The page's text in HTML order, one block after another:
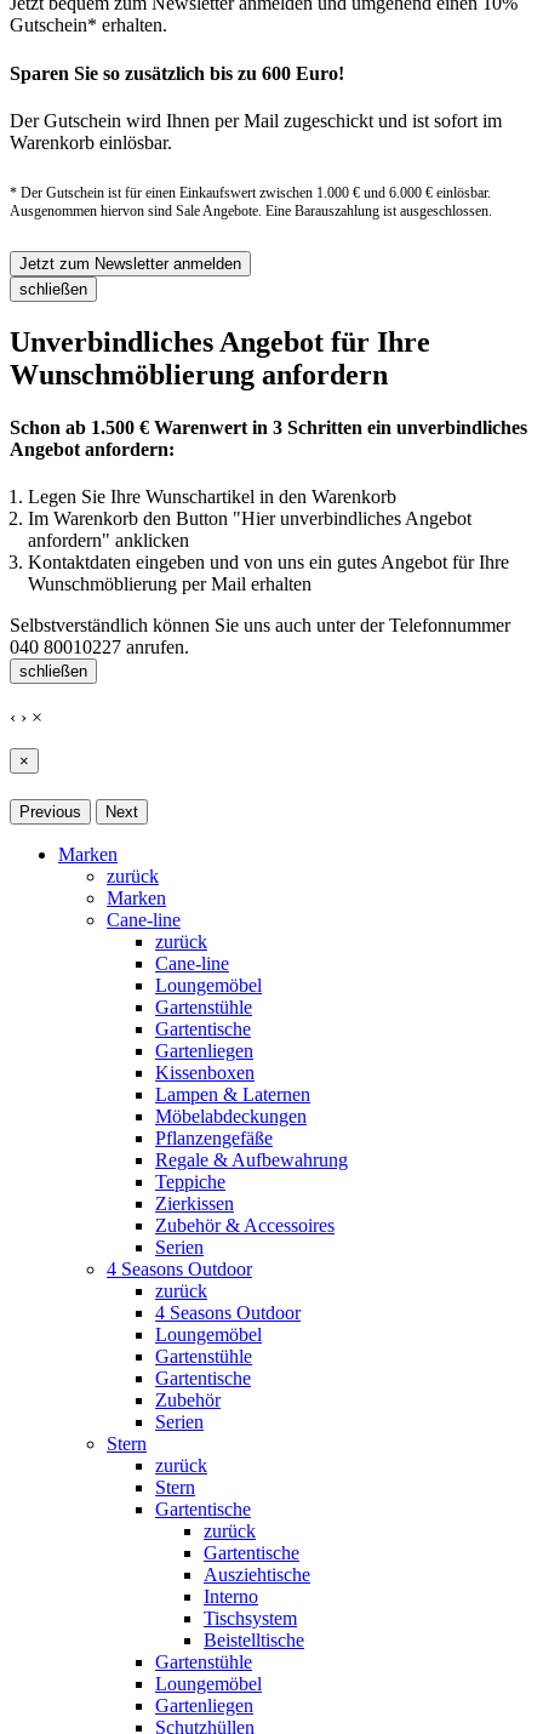
Gutschein* erhalten.
Sparen Sie so zusätzlich bis zu 600 Euro!
Der Gutschein wird Ihnen per Mail zugeschickt und ist sofort im
Warenkorb einlösbar.
* Der Gutschein ist für einen Einkaufswert zwischen 1.000 € und 6.000 € einlösbar.
Ausgenommen hiervon sind Sale Angebote. Eine Barauszahlung ist ausgeschlossen.
Jetzt zum Newsletter anmelden
schließen
Unverbindliches Angebot für Ihre
Wunschmöblierung anfordern
Schon ab 1.500 € Warenwert in 3 Schritten ein unverbindliches
Angebot anfordern:
Legen Sie Ihre Wunschartikel in den Warenkorb
Im Warenkorb den Button "Hier unverbindliches Angebot
anfordern" anklicken
Kontaktdaten eingeben und von uns ein gutes Angebot für Ihre
Wunschmöblierung per Mail erhalten
Selbstverständlich können Sie uns auch unter der Telefonnummer
040 80010227 anrufen.
schließen
‹ › ×
×
Previous Next
Marken
zurück
Marken
Cane-line
zurück
Cane-line
Loungemöbel
Gartenstühle
Gartentische
Gartenliegen
Kissenboxen
Lampen & Laternen
Möbelabdeckungen
Pflanzengefäße
Regale & Aufbewahrung
Teppiche
Zierkissen
Zubehör & Accessoires
Serien
4 Seasons Outdoor
zurück
4 Seasons Outdoor
Loungemöbel
Gartenstühle
Gartentische
Zubehör
Serien
Stern
zurück
Stern
Gartentische
zurück
Gartentische
Ausziehtische
Interno
Tischsystem
Beistelltische
Gartenstühle
Loungemöbel
Gartenliegen
Schutzhüllen